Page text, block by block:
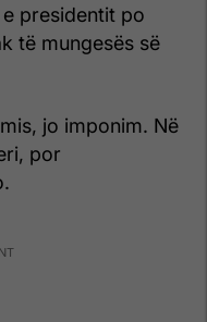
presidentit po
të mungesës së
jo imponim. Në
por